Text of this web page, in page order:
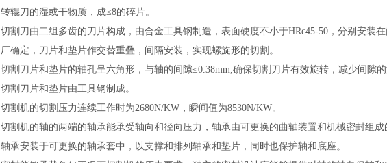
转辊刀的湿或干物质，成≤8的碎片。
切割刀由二组多齿的刀片构成，由合金工具钢制造，表面硬度不小于HRc45-50 ，分别安装
厂确定，刀片和垫片作交替重叠，间隔安装，实现螺旋形的切割。
切割刀片和垫片的轴孔呈六角形，与轴的间隙≤0.38mm,确保切割刀片有效旋转，减少间隙
切割刀片和垫片由工具钢制成。
切割机的切割压力连续工作时为2680N/KW ，瞬间值为8530N/KW。
切割机的轴的两端的轴承能承受轴向和径向压力，轴承由可更换的曲轴装置和机械密封组成
轴承安装于可更换的轴承套中，以支撑和排列轴承和垫片，同时也保护轴和底座。